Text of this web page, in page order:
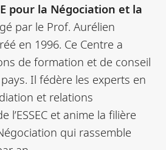
pour la Négociation et la
par le Prof. Aurélien
en 1996. Ce Centre a
de formation et de conseil
Il fédère les experts en
et relations
l’ESSEC et anime la filière
qui rassemble